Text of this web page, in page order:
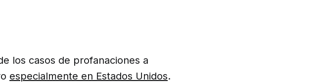
los casos de profanaciones a
especialmente en Estados Unidos.